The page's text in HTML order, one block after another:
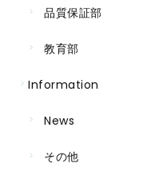
品質保証部
教育部
Information
News
その他